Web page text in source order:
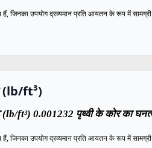
हैं, जिनका उपयोग द्रव्यमान प्रति आयतन के रूप में
(lb/ft³)
ft³) 0.001232 पृथ्वी के कोर का
हैं, जिनका उपयोग द्रव्यमान प्रति आयतन के रूप में